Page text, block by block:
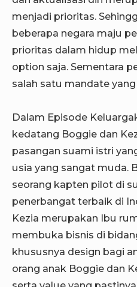
menjadi prioritas.
beberapa negara maju
prioritas dalam hidup
option saja. Sementara
salah satu mandate
Dalam Episode
kedatang Boggie dan
pasangan suami istri
usia yang sangat muda.
seorang kapten pilot di
penerbangat terbaik di
Kezia merupakan Ibu
membuka bisnis di
khususnya design bagi
orang anak Boggie dan